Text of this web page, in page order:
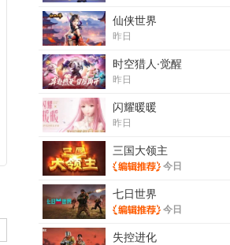
仙侠世界
昨日
时空猎人·觉醒
昨日
闪耀暖暖
昨日
三国大领主
今日
七日世界
今日
失控进化